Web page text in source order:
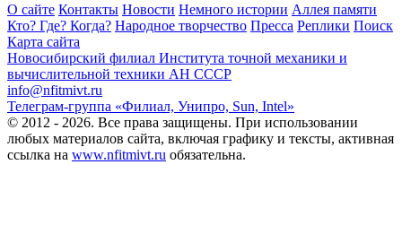
О сайте Контакты Новости Немного истории Аллея памяти
Кто? Где? Когда? Народное творчество Пресса Реплики Поиск
Карта сайта
Новосибирский филиал Института точной механики и
вычислительной техники АН СССР
info@nfitmivt.ru
Телеграм-группа «Филиал, Унипро, Sun, Intel»
© 2012 - 2026. Все права защищены. При использовании
любых материалов сайта, включая графику и тексты, активная
ссылка на www.nfitmivt.ru обязательна.